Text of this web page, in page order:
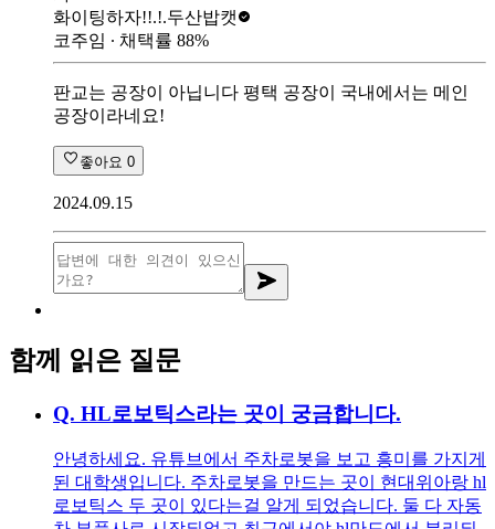
화이팅하자!!.!.두산밥캣
코주임 ∙ 채택률 88%
판교는 공장이 아닙니다 평택 공장이 국내에서는 메인
공장이라네요!
좋아요 0
2024.09.15
함께 읽은 질문
Q. HL로보틱스라는 곳이 궁금합니다.
안녕하세요. 유튜브에서 주차로봇을 보고 흥미를 가지게
된 대학생입니다. 주차로봇을 만드는 곳이 현대위아랑 hl
로보틱스 두 곳이 있다는걸 알게 되었습니다. 둘 다 자동